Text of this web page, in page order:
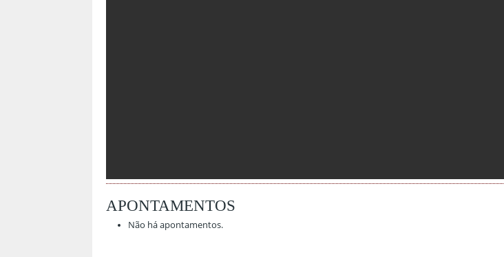
APONTAMENTOS
Não há apontamentos.